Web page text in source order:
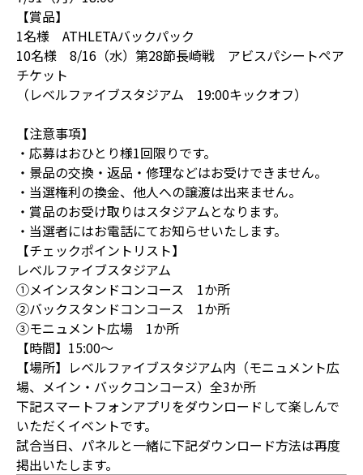
【賞品】
1名様 ATHLETAバックパック
10名様 8/16（水）第28節長崎戦 アビスパシートペア
チケット
（レベルファイブスタジアム 19:00キックオフ）
【注意事項】
・応募はおひとり様1回限りです。
・景品の交換・返品・修理などはお受けできません。
・当選権利の換金、他人への譲渡は出来ません。
・賞品のお受け取りはスタジアムとなります。
・当選者にはお電話にてお知らせいたします。
【チェックポイントリスト】
レベルファイブスタジアム
①メインスタンドコンコース 1か所
②バックスタンドコンコース 1か所
③モニュメント広場 1か所
【時間】15:00～
【場所】レベルファイブスタジアム内（モニュメント広
場、メイン・バックコンコース）全3か所
下記スマートフォンアプリをダウンロードして楽しんで
いただくイベントです。
試合当日、パネルと一緒に下記ダウンロード方法は再度
掲出いたします。